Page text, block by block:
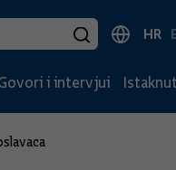
HR
i intervjui